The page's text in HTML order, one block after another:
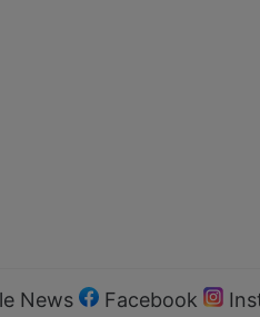
News Facebook